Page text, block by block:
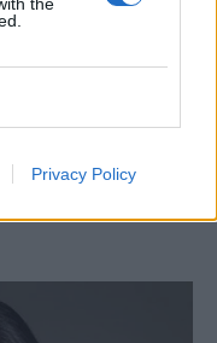
Privacy Policy